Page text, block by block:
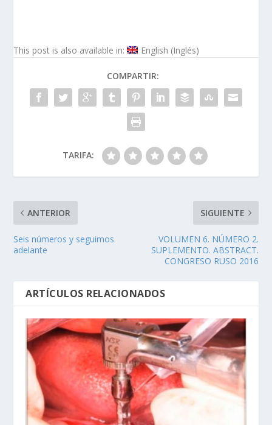
This post is also available in: English (Inglés)
COMPARTIR:
TARIFA:
ANTERIOR
Seis números y seguimos
adelante
SIGUIENTE
VOLUMEN 6. NÚMERO 2.
SUPLEMENTO. ABSTRACT.
CONGRESO RUSO 2016
ARTÍCULOS RELACIONADOS